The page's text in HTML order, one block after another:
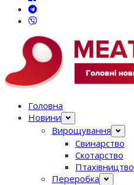
Головна
Новини
Вирощування
Свинарство
Скотарство
Птахівництво
Переробка